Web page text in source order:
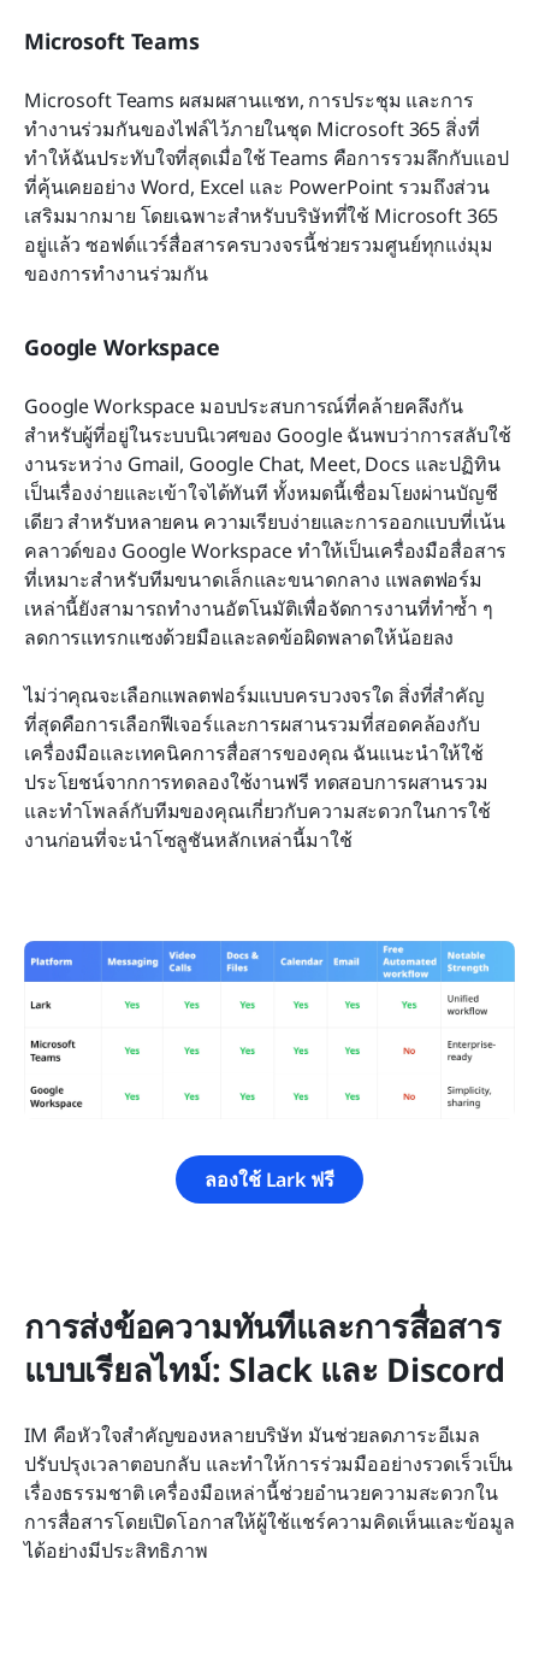
Microsoft Teams
Microsoft Teams ผสมผสานแชท, การประชุม และการ
ทำงานร่วมกันของไฟล์ไว้ภายในชุด Microsoft 365 สิ่งที่
ทำให้ฉันประทับใจที่สุดเมื่อใช้ Teams คือการรวมลึกกับแอป
ที่คุ้นเคยอย่าง Word, Excel และ PowerPoint รวมถึงส่วน
เสริมมากมาย โดยเฉพาะสำหรับบริษัทที่ใช้ Microsoft 365
อยู่แล้ว ซอฟต์แวร์สื่อสารครบวงจรนี้ช่วยรวมศูนย์ทุกแง่มุม
ของการทำงานร่วมกัน
Google Workspace
Google Workspace มอบประสบการณ์ที่คล้ายคลึงกัน
สำหรับผู้ที่อยู่ในระบบนิเวศของ Google ฉันพบว่าการสลับใช้
งานระหว่าง Gmail, Google Chat, Meet, Docs และปฏิทิน
เป็นเรื่องง่ายและเข้าใจได้ทันที ทั้งหมดนี้เชื่อมโยงผ่านบัญชี
เดียว สำหรับหลายคน ความเรียบง่ายและการออกแบบที่เน้น
คลาวด์ของ Google Workspace ทำให้เป็นเครื่องมือสื่อสาร
ที่เหมาะสำหรับทีมขนาดเล็กและขนาดกลาง แพลตฟอร์ม
เหล่านี้ยังสามารถทำงานอัตโนมัติเพื่อจัดการงานที่ทำซ้ำ ๆ
ลดการแทรกแซงด้วยมือและลดข้อผิดพลาดให้น้อยลง
ไม่ว่าคุณจะเลือกแพลตฟอร์มแบบครบวงจรใด สิ่งที่สำคัญ
ที่สุดคือการเลือกฟีเจอร์และการผสานรวมที่สอดคล้องกับ
เครื่องมือและเทคนิคการสื่อสารของคุณ ฉันแนะนำให้ใช้
ประโยชน์จากการทดลองใช้งานฟรี ทดสอบการผสานรวม
และทำโพลล์กับทีมของคุณเกี่ยวกับความสะดวกในการใช้
งานก่อนที่จะนำโซลูชันหลักเหล่านี้มาใช้
ลองใช้ Lark ฟรี
การส่งข้อความทันทีและการสื่อสาร
แบบเรียลไทม์: Slack และ Discord
IM คือหัวใจสำคัญของหลายบริษัท มันช่วยลดภาระอีเมล
ปรับปรุงเวลาตอบกลับ และทำให้การร่วมมืออย่างรวดเร็วเป็น
เรื่องธรรมชาติ เครื่องมือเหล่านี้ช่วยอำนวยความสะดวกใน
การสื่อสารโดยเปิดโอกาสให้ผู้ใช้แชร์ความคิดเห็นและข้อมูล
ได้อย่างมีประสิทธิภาพ